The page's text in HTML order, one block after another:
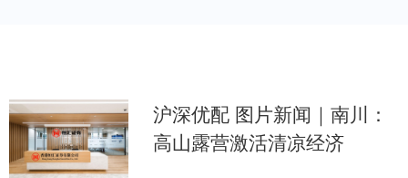
沪深优配 图片新闻｜南川：
高山露营激活清凉经济